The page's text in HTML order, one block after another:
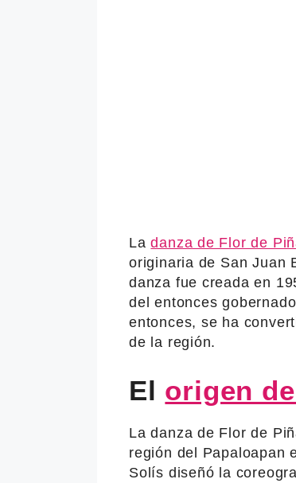
Ladanza de Flor de
originaria de San Juan
danza fue creada en
del entonces
entonces, se ha
de la región.
El origen
La danza de Flor de
región del Papaloapan
Solís diseñó la